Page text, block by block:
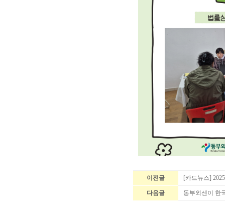
이전글 [카드뉴스]
다음글 동부외센이 한